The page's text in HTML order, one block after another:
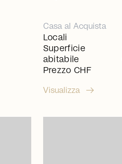
Casa al Acquista
Locali
Superficie
abitabile
Prezzo CHF
Visualizza arrow_right_alt